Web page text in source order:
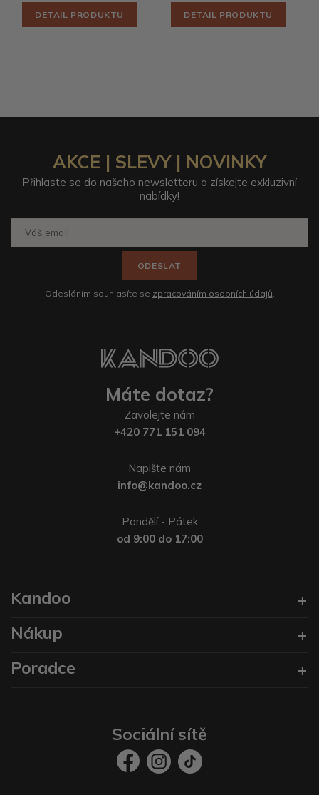
DETAIL PRODUKTU
DETAIL PRODUKTU
AKCE | SLEVY | NOVINKY
Přihlaste se do našeho newsletteru a získejte exkluzivní
nabídky!
ODESLAT
Odesláním souhlasíte se zpracováním osobních údajů
Máte dotaz?
Zavolejte nám
+420 771 151 094
Napište nám
info@kandoo.cz
Pondělí - Pátek
od 9:00 do 17:00
Kandoo
Nákup
Poradce
Sociální sítě